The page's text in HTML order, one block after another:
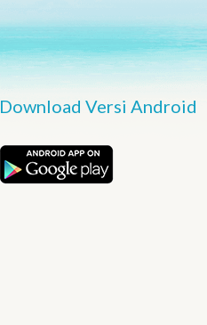
Download Versi Android